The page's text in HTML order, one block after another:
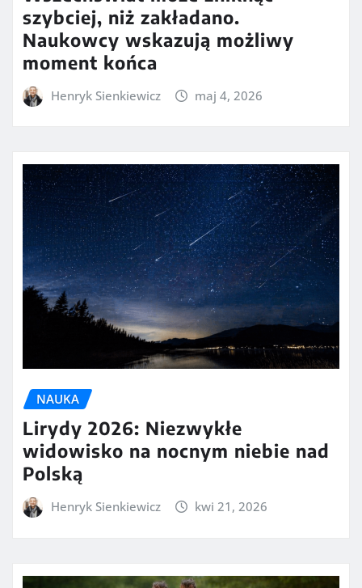
szybciej, niż zakładano.
Naukowcy wskazują możliwy
moment końca
Henryk Sienkiewicz maj 4, 2026
NAUKA
Lirydy 2026: Niezwykłe
widowisko na nocnym niebie nad
Polską
Henryk Sienkiewicz kwi 21, 2026